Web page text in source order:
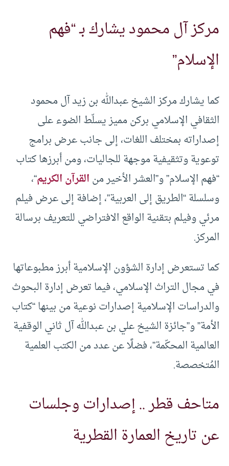
مركز آل محمود يشارك بـ “فهم
الإسلام”
كما يشارك مركز الشيخ عبدالله بن زيد آل محمود
الثقافي الإسلامي بركن مميز يسلّط الضوء على
إصداراته بمختلف اللغات، إلى جانب عرض برامج
توعوية وتثقيفية موجهة للجاليات، ومن أبرزها كتاب
“فهم الإسلام” و”العشر الأخير منالقرآن الكريم“،
وسلسلة “الطريق إلى العربية”، إضافة إلى عرض فيلم
مرئي وفيلم بتقنية الواقع الافتراضي للتعريف برسالة
المركز.
كما تستعرض إدارة الشؤون الإسلامية أبرز مطبوعاتها
في مجال التراث الإسلامي، فيما تعرض إدارة البحوث
والدراسات الإسلامية إصدارات نوعية من بينها “كتاب
الأمة” و”جائزة الشيخ علي بن عبدالله آل ثاني الوقفية
العالمية المحكّمة”، فضلًا عن عدد من الكتب العلمية
المُتخصصة.
متاحف قطر .. إصدارات وجلسات
عن تاريخ العمارة القطرية